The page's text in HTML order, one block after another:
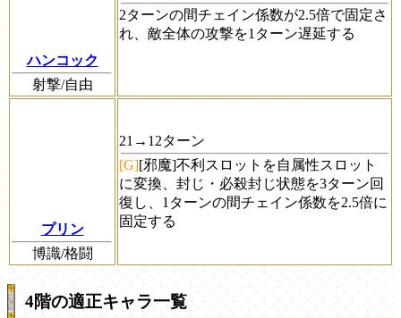
ハンコック
射撃/自由
2ターンの間チェイン係数が2.5倍で固定さ
れ、敵全体の攻撃を1ターン遅延する
プリン
博識/格闘
21→12ターン
[G][邪魔]不利スロットを自属性スロット
に変換、封じ・必殺封じ状態を3ターン回
復し、1ターンの間チェイン係数を2.5倍に
固定する
4階の適正キャラ一覧